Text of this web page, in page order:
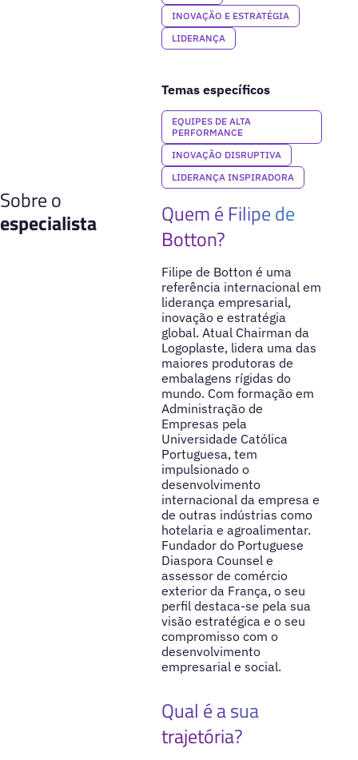
INOVAÇÃO E ESTRATÉGIA
LIDERANÇA
Temas específicos
EQUIPES DE ALTA
PERFORMANCE
INOVAÇÃO DISRUPTIVA
LIDERANÇA INSPIRADORA
Sobre o
especialista
Quem é Filipe de
Botton?
Filipe de Botton é uma
referência internacional em
liderança empresarial,
inovação e estratégia
global. Atual Chairman da
Logoplaste, lidera uma das
maiores produtoras de
embalagens rígidas do
mundo. Com formação em
Administração de
Empresas pela
Universidade Católica
Portuguesa, tem
impulsionado o
desenvolvimento
internacional da empresa e
de outras indústrias como
hotelaria e agroalimentar.
Fundador do Portuguese
Diaspora Counsel e
assessor de comércio
exterior da França, o seu
perfil destaca-se pela sua
visão estratégica e o seu
compromisso com o
desenvolvimento
empresarial e social.
Qual é a sua
trajetória?